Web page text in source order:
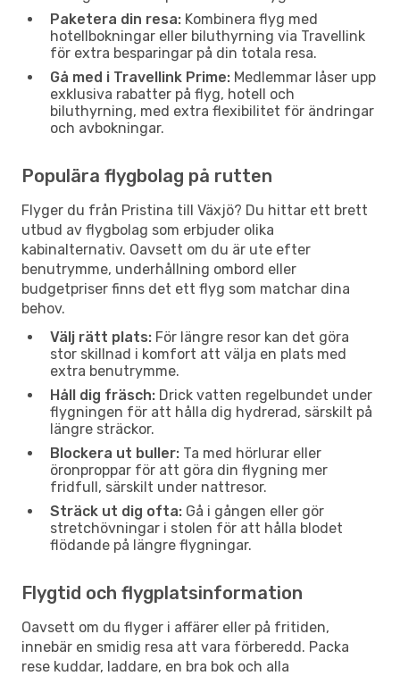
Paketera din resa: Kombinera flyg med
hotellbokningar eller biluthyrning via Travellink
för extra besparingar på din totala resa.
Gå med i Travellink Prime: Medlemmar låser upp
exklusiva rabatter på flyg, hotell och
biluthyrning, med extra flexibilitet för ändringar
och avbokningar.
Populära flygbolag på rutten
Flyger du från Pristina till Växjö? Du hittar ett brett
utbud av flygbolag som erbjuder olika
kabinalternativ. Oavsett om du är ute efter
benutrymme, underhållning ombord eller
budgetpriser finns det ett flyg som matchar dina
behov.
Välj rätt plats: För längre resor kan det göra
stor skillnad i komfort att välja en plats med
extra benutrymme.
Håll dig fräsch: Drick vatten regelbundet under
flygningen för att hålla dig hydrerad, särskilt på
längre sträckor.
Blockera ut buller: Ta med hörlurar eller
öronproppar för att göra din flygning mer
fridfull, särskilt under nattresor.
Sträck ut dig ofta: Gå i gången eller gör
stretchövningar i stolen för att hålla blodet
flödande på längre flygningar.
Flygtid och flygplatsinformation
Oavsett om du flyger i affärer eller på fritiden,
innebär en smidig resa att vara förberedd. Packa
rese kuddar, laddare, en bra bok och alla